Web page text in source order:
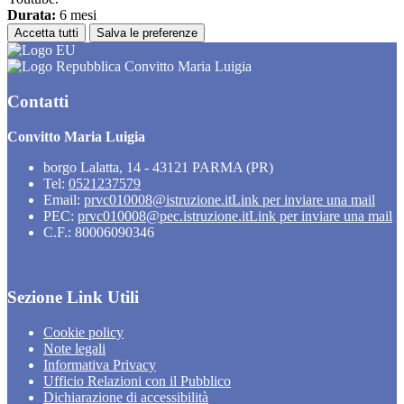
Durata: 6 mesi
Accetta tutti Salva le preferenze
Convitto Maria Luigia
Contatti
Convitto Maria Luigia
borgo Lalatta, 14 - 43121 PARMA (PR)
Tel: 0521237579
Email: prvc010008@istruzione.itLink per inviare una mail
PEC: prvc010008@pec.istruzione.itLink per inviare una mail
C.F.: 80006090346
Sezione Link Utili
Cookie policy
Note legali
Informativa Privacy
Ufficio Relazioni con il Pubblico
Dichiarazione di accessibilità